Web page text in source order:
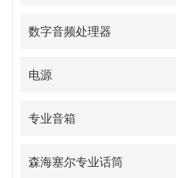
数字音频处理器
电源
专业音箱
森海塞尔专业话筒